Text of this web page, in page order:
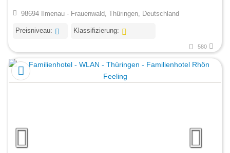
98694 Ilmenau - Frauenwald, Thüringen, Deutschland
Preisniveau: Klassifizierung:
580